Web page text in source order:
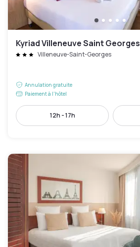
Kyriad Villeneuve Saint Georges
Villeneuve-Saint-Georges
Annulation gratuite
Paiement à l'hôtel
12h - 17h